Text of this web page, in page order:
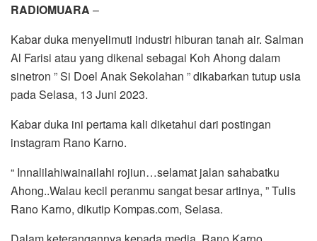
RADIOMUARA –
Kabar duka menyelimuti industri hiburan tanah air. Salman
Al Farisi atau yang dikenal sebagai Koh Ahong dalam
sinetron ” Si Doel Anak Sekolahan ” dikabarkan tutup usia
pada Selasa, 13 Juni 2023.
Kabar duka ini pertama kali diketahui dari postingan
instagram Rano Karno.
“ Innalilahiwainailahi rojiun…selamat jalan sahabatku
Ahong..Walau kecil peranmu sangat besar artinya, ” Tulis
Rano Karno, dikutip Kompas.com, Selasa.